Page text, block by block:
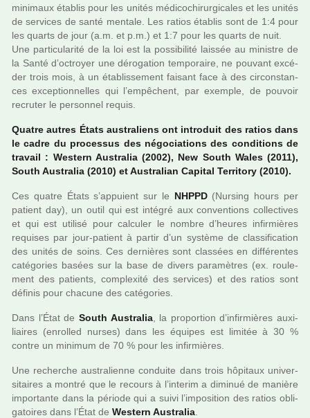
mini­maux établis pour les unités médi­co­chi­rur­gi­ca­les et les unités
de ser­vi­ces de santé men­tale. Les ratios établis sont de 1:4 pour
les quarts de jour (a.m. et p.m.) et 1:7 pour les quarts de nuit.
Une par­ti­cu­la­rité de la loi est la pos­si­bi­lité lais­sée au minis­tre de
la Santé d’octroyer une déro­ga­tion tem­po­raire, ne pou­vant excé­
der trois mois, à un établissement fai­sant face à des cir­cons­tan­
ces excep­tion­nel­les qui l’empê­chent, par exem­ple, de pou­voir
recru­ter le per­son­nel requis.
Quatre autres États aus­tra­liens ont intro­duit des ratios dans
le cadre du pro­ces­sus des négo­cia­tions des condi­tions de
tra­vail : Western Australia (2002), New South Wales (2011),
South Australia (2010) et Australian Capital Territory (2010).
Ces quatre États s’appuient sur le NHPPD(Nursing hours per
patient day), un outil qui est inté­gré aux conven­tions col­lec­ti­ves
et qui est uti­lisé pour cal­cu­ler le nombre d’heures infir­miè­res
requi­ses par jour-patient à partir d’un sys­tème de clas­si­fi­ca­tion
des unités de soins. Ces der­niè­res sont clas­sées en dif­fé­ren­tes
caté­go­ries basées sur la base de divers para­mè­tres (ex. rou­le­
ment des patients, com­plexité des ser­vi­ces) et des ratios sont
défi­nis pour cha­cune des caté­go­ries.
Dans l’État de South Australia, la pro­por­tion d’infir­miè­res auxi­
liai­res (enrol­led nurses) dans les équipes est limi­tée à 30 %
contre un mini­mum de 70 % pour les infir­miè­res.
Une recher­che aus­tra­lienne conduite dans trois hôpi­taux uni­ver­
si­tai­res a montré que le recours à l’inte­rim a dimi­nué de manière
impor­tante dans la période qui a suivi l’impo­si­tion des ratios obli­
ga­toi­res dans l’État de Western Australia